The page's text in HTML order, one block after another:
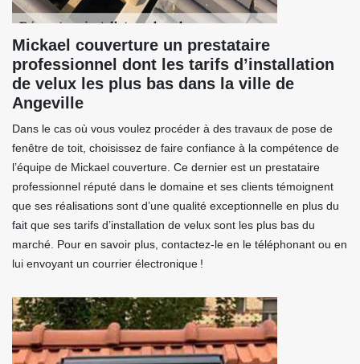
Mickael couverture un prestataire
professionnel dont les tarifs d’installation
de velux les plus bas dans la ville de
Angeville
Dans le cas où vous voulez procéder à des travaux de pose de
fenêtre de toit, choisissez de faire confiance à la compétence de
l’équipe de Mickael couverture. Ce dernier est un prestataire
professionnel réputé dans le domaine et ses clients témoignent
que ses réalisations sont d’une qualité exceptionnelle en plus du
fait que ses tarifs d’installation de velux sont les plus bas du
marché. Pour en savoir plus, contactez-le en le téléphonant ou en
lui envoyant un courrier électronique !